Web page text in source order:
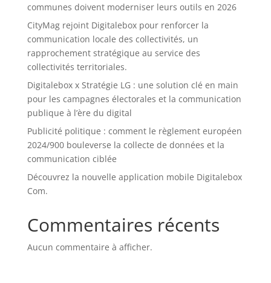
communes doivent moderniser leurs outils en 2026
CityMag rejoint Digitalebox pour renforcer la
communication locale des collectivités, un
rapprochement stratégique au service des
collectivités territoriales.
Digitalebox x Stratégie LG : une solution clé en main
pour les campagnes électorales et la communication
publique à l’ère du digital
Publicité politique : comment le règlement européen
2024/900 bouleverse la collecte de données et la
communication ciblée
Découvrez la nouvelle application mobile Digitalebox
Com.
Commentaires récents
Aucun commentaire à afficher.